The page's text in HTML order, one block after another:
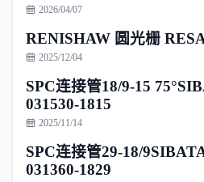
2026/04/07
RENISHAW 圆光栅
2025/12/04
SPC连接管18/9-15
031530-1815
2025/11/14
SPC连接管29-18/
031360-1829